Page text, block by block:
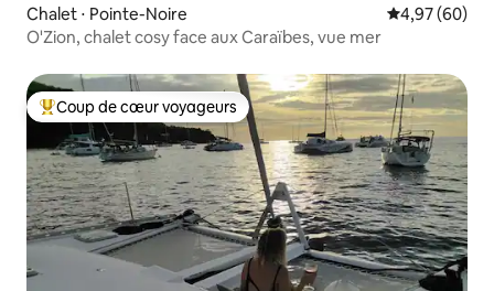
Chalet ⋅ Pointe-Noire Évaluation
4,97 (60)
O'Zion, chalet cosy face aux Caraïbes, vue mer
Coups de cœur voyageurs les plus appréciés
Coup de cœur voyageurs